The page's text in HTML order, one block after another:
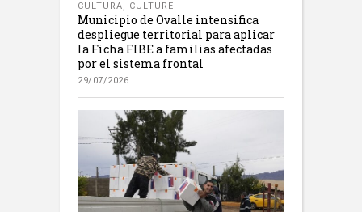
CULTURA, CULTURE
Municipio de Ovalle intensifica
despliegue territorial para aplicar
la Ficha FIBE a familias afectadas
por el sistema frontal
29/07/2026